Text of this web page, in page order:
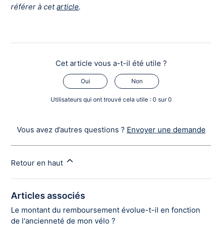
référer à cetarticle.
Cet article vous a-t-il été utile ?
Oui Non
Utilisateurs qui ont trouvé cela utile : 0 sur 0
Vous avez d’autres questions ? Envoyer une demande
Retour en haut
Articles associés
Le montant du remboursement évolue-t-il en fonction
de l'ancienneté de mon vélo ?